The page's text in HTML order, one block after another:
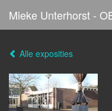
Alle exposities